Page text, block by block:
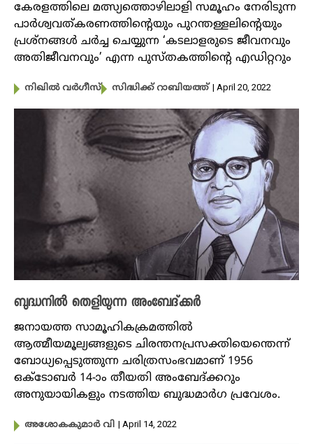
കേരളത്തിലെ മത്സ്യത്തൊഴിലാളി സമൂഹം നേരിടുന്ന
പാർശ്വവത്കരണത്തിന്റെയും പുറന്തള്ളലിന്റെയും
പ്രശ്നങ്ങൾ ചർച്ച ചെയ്യുന്ന ‘കടലാളരുടെ ജീവനവും
അതിജീവനവും’ എന്ന പുസ്തകത്തിന്റെ എഡിറ്ററും
നിഖില്‍ വര്‍ഗീസ്‌ സിദ്ധിക്ക് റാബിയത്ത് | April 20, 2022
ബുദ്ധനിൽ തെളിയുന്ന അംബേദ്ക്കർ
ജനായത്ത സാമൂഹികക്രമത്തിൽ
ആത്മീയമൂല്യങ്ങളുടെ ചിരന്തനപ്രസക്തിയെന്തെന്ന്
ബോധ്യപ്പെടുത്തുന്ന ചരിത്രസംഭവമാണ് 1956
ഒക്ടോബർ 14-ാം തീയതി അംബേദ്ക്കറും
അനുയായികളും നടത്തിയ ബുദ്ധമാർ​ഗ പ്രവേശം.
അശോകകുമാർ വി | April 14, 2022